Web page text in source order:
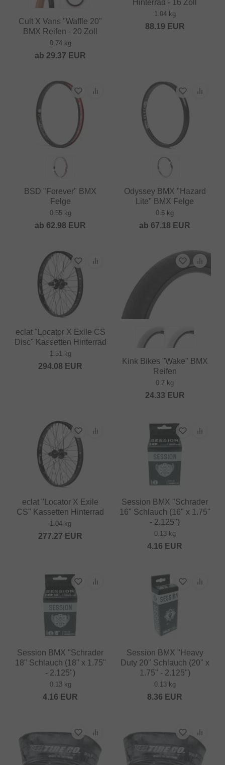
Cult X Vans "Waffle 20"
BMX Reifen - 20 Zoll
0.74 kg
ab 29.37 EUR
Hinterrad - 16 Zoll
1.04 kg
88.19 EUR
BSD "Forever" BMX
Felge
0.55 kg
ab 62.98 EUR
Odyssey BMX "Hazard
Lite" BMX Felge
0.5 kg
ab 67.18 EUR
eclat "Locator X Exile CS
Disc" Kassetten Hinterrad
1.51 kg
294.08 EUR
Kink Bikes "Wake" BMX
Reifen
0.7 kg
24.33 EUR
eclat "Locator X Exile
CS" Kassetten Hinterrad
1.04 kg
277.27 EUR
Session BMX "Schrader
16" Schlauch (16" x 1.75"
- 2.125")
0.13 kg
4.16 EUR
Session BMX "Schrader
18" Schlauch (18" x 1.75"
- 2.125")
0.13 kg
4.16 EUR
Session BMX "Heavy
Duty 20" Schlauch (20" x
1.75" - 2.125")
0.13 kg
8.36 EUR